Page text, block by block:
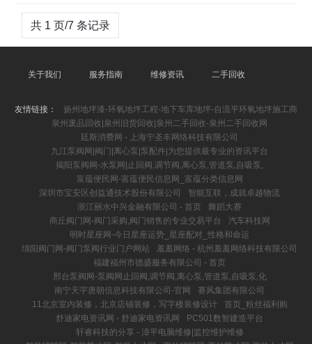
共 1 页/7 条记录
关于我们 服务指南 维修资讯 二手回收
友情链接：
扬州地坪漆-环氧地坪工程-地下车库地坪-自流平环氧地坪施工商
泉州废品回收|泉州旧货回收|泉州二手回收-泉州二手回收网
廷斯消费网 - 上海宁圣丰网络科技有限公司
九江泵阀网|阀门|离心泵|泵配件|为您提供最专业的资讯平台
揭阳泵阀网-水泵网|止回阀,调节阀,离心泵,管道泵,自吸泵,
富蕴便民网-富蕴便民信息网_富蕴分类信息网
深圳市宝安区创益通技术股份有限公司
智能互联，成就卓越物流
浙江丽水中兴金融有限公司 - 首页
舞蹈大赛
商丘阀门网-阀门采购,阀门销售的专业交易平台
汽车科技网
明时星座网-今日星座运势_星座配对_性格和命运
绵阳阀门网-阀门泵阀行业门户网站
羞羞网络 - 杭州羞羞网络科技有限公司
福建福州市德盛服务有限公司 - 首页
邢台泵阀网-泵阀网止回阀,调节阀,离心泵,管道泵,自吸泵,化
南宁天宇唐朝信息科技有限公司-官网
赛风集团有限公司
11北京室内装修，北京店铺装修，写字楼装修设计
首页_粉丝福利购
舒迪家电资讯网 - 舒迪家电资讯网
PC501数智建造平台
轩睿科技的分享 - 漳平电脑维修|监控维护维修